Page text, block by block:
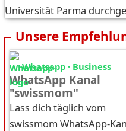
Universität Parma
Unsere
Whatsapp · Business
WhatsApp Kanal
"swissmom"
Lass dich täglich vom
swissmom WhatsApp-